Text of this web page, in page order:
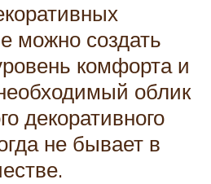
можно создать
комфорта и
облик
декоративного
не бывает в